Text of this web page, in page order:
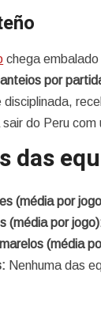
chega
por
disciplinada,
do Peru
das
(média por
(média por
(média
Nenhuma das